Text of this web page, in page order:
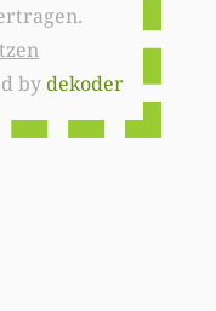
bydekoder